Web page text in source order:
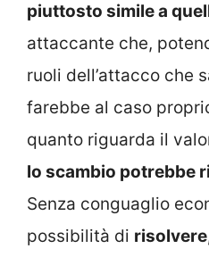
piuttosto simile a
attaccante che,
ruoli dell’attacco che
farebbe al caso
quanto riguarda il
lo scambio potrebbe
Senza conguaglio
possibilità di